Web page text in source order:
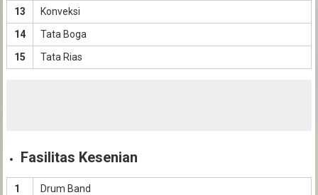
13
Konveksi
14
Tata Boga
15
Tata Rias
Fasilitas Kesenian
1
Drum Band